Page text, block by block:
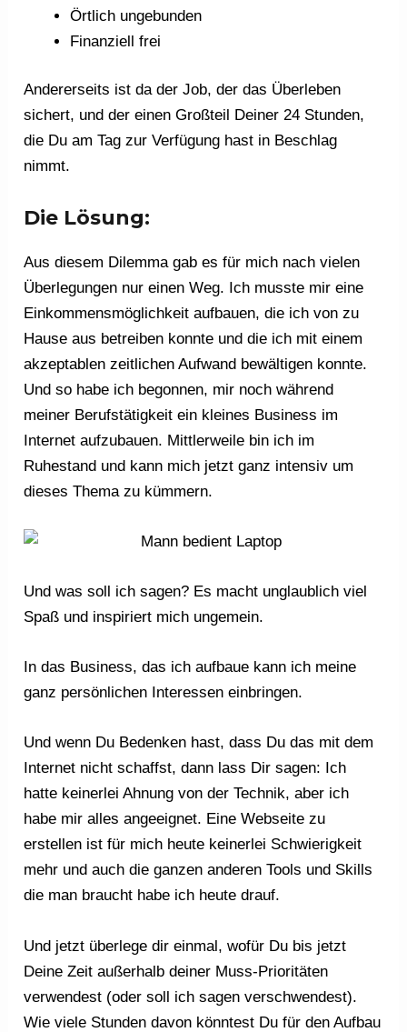
Örtlich ungebunden
Finanziell frei
Andererseits ist da der Job, der das Überleben
sichert, und der einen Großteil Deiner 24 Stunden,
die Du am Tag zur Verfügung hast in Beschlag
nimmt.
Die Lösung:
Aus diesem Dilemma gab es für mich nach vielen
Überlegungen nur einen Weg. Ich musste mir eine
Einkommensmöglichkeit aufbauen, die ich von zu
Hause aus betreiben konnte und die ich mit einem
akzeptablen zeitlichen Aufwand bewältigen konnte.
Und so habe ich begonnen, mir noch während
meiner Berufstätigkeit ein kleines Business im
Internet aufzubauen. Mittlerweile bin ich im
Ruhestand und kann mich jetzt ganz intensiv um
dieses Thema zu kümmern.
Und was soll ich sagen? Es macht unglaublich viel
Spaß und inspiriert mich ungemein.
In das Business, das ich aufbaue kann ich meine
ganz persönlichen Interessen einbringen.
Und wenn Du Bedenken hast, dass Du das mit dem
Internet nicht schaffst, dann lass Dir sagen: Ich
hatte keinerlei Ahnung von der Technik, aber ich
habe mir alles angeeignet. Eine Webseite zu
erstellen ist für mich heute keinerlei Schwierigkeit
mehr und auch die ganzen anderen Tools und Skills
die man braucht habe ich heute drauf.
Und jetzt überlege dir einmal, wofür Du bis jetzt
Deine Zeit außerhalb deiner Muss-Prioritäten
verwendest (oder soll ich sagen verschwendest).
Wie viele Stunden davon könntest Du für den Aufbau